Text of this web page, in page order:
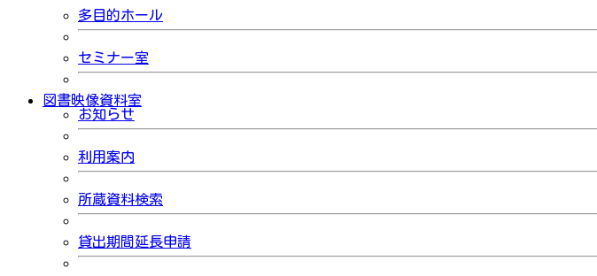
多目的ホール
セミナー室
図書映像資料室
お知らせ
利用案内
所蔵資料検索
貸出期間延長申請